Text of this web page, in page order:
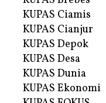
KUPAS Ciamis
KUPAS Cianjur
KUPAS Depok
KUPAS Desa
KUPAS Dunia
KUPAS Ekonomi